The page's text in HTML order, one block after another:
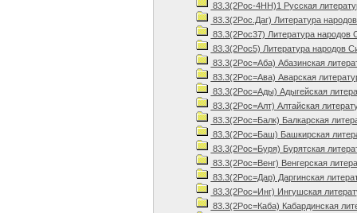
83.3(2Рос-4НН)1 Русская
83.3(2Рос.Даг) Литература
83.3(2Рос37) Литература народов
83.3(2Рос5) Литература народов
83.3(2Рос=Аба) Абазинская
83.3(2Рос=Ава) Аварская
83.3(2Рос=Ады) Адыгейская
83.3(2Рос=Алт) Алтайская
83.3(2Рос=Балк) Балкарская
83.3(2Рос=Баш) Башкирская
83.3(2Рос=Буря) Бурятская
83.3(2Рос=Венг) Венгерская
83.3(2Рос=Дар) Даргинская
83.3(2Рос=Инг) Ингушская
83.3(2Рос=Каба) Кабардинская